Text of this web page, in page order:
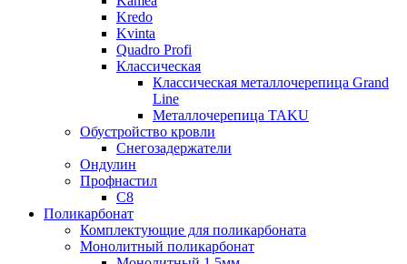
Kredo
Kvinta
Quadro Profi
Классическая
Классическая металлочерепица Grand
Line
Металлочерепица TAKU
Обустройство кровли
Снегозадержатели
Ондулин
Профнастил
С8
Поликарбонат
Комплектующие для поликарбоната
Монолитный поликарбонат